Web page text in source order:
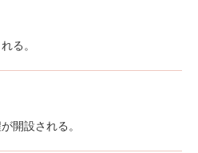
る。
開設される。